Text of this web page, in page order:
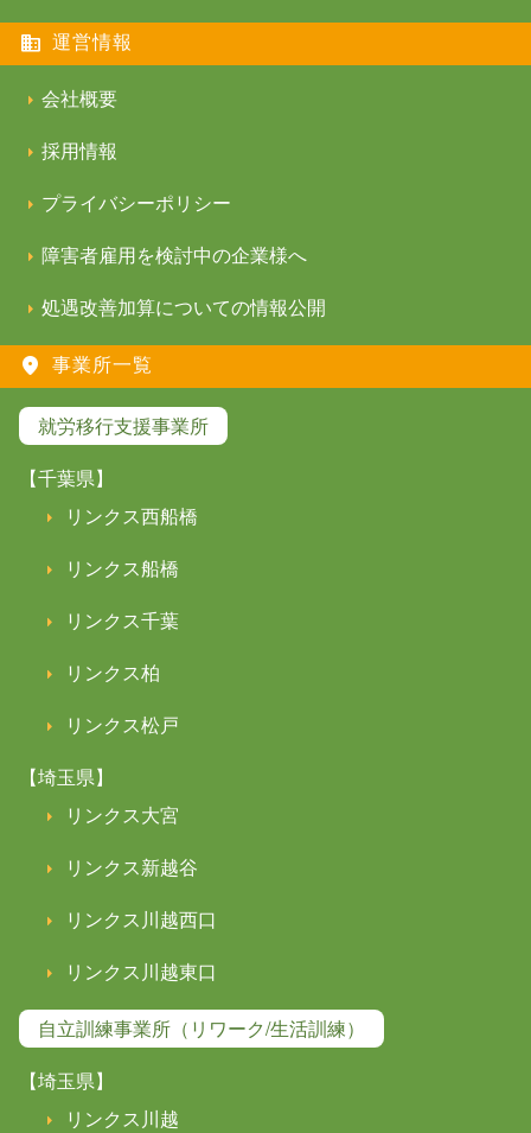
運営情報
会社概要
採用情報
プライバシーポリシー
障害者雇用を検討中の企業様へ
処遇改善加算についての情報公開
事業所一覧
就労移行支援事業所
【千葉県】
リンクス西船橋
リンクス船橋
リンクス千葉
リンクス柏
リンクス松戸
【埼玉県】
リンクス大宮
リンクス新越谷
リンクス川越西口
リンクス川越東口
自立訓練事業所（リワーク/生活訓練）
【埼玉県】
リンクス川越